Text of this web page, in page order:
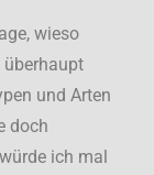
wieso
überhaupt
und Arten
doch
ich mal